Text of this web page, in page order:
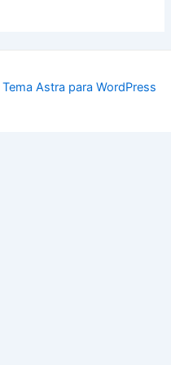
Tema Astra para WordPress